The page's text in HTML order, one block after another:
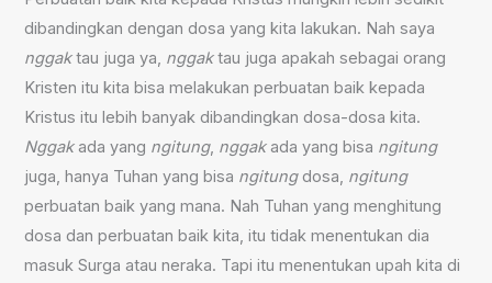
dibandingkan dengan dosa yang kita lakukan. Nah saya
nggaktau juga ya, nggaktau juga apakah sebagai orang
Kristen itu kita bisa melakukan perbuatan baik kepada
Kristus itu lebih banyak dibandingkan dosa-dosa kita.
Nggakada yang ngitung, nggakada yang bisa ngitung
juga, hanya Tuhan yang bisa ngitungdosa, ngitung
perbuatan baik yang mana. Nah Tuhan yang menghitung
dosa dan perbuatan baik kita, itu tidak menentukan dia
masuk Surga atau neraka. Tapi itu menentukan upah kita di